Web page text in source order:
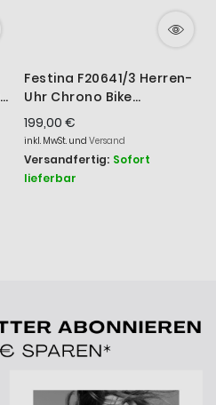
Festina F20641/3 Herren-
Uhr Chrono Bike
Chronograph Quarz
Edelstahl-Armband
199,00 €
inkl. MwSt. und Versand
Versandfertig: Sofort
lieferbar